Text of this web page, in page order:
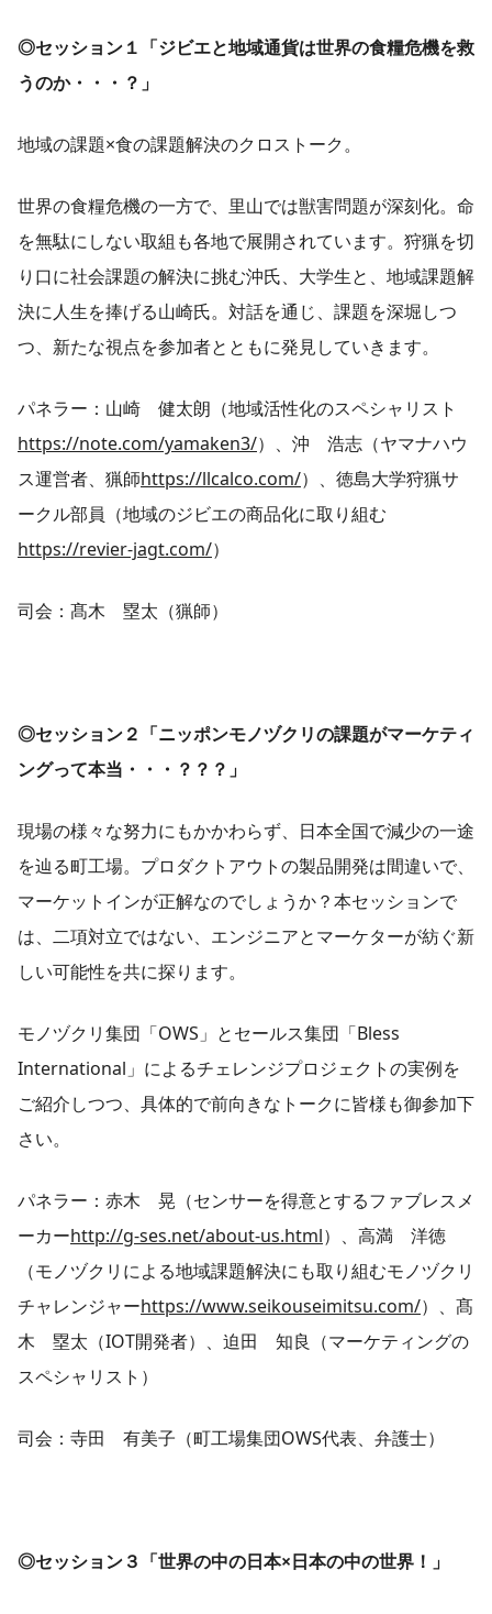
◎セッション１「ジビエと地域通貨は世界の食糧危機を救
うのか・・・？」
地域の課題×食の課題解決のクロストーク。
世界の食糧危機の一方で、里山では獣害問題が深刻化。命
を無駄にしない取組も各地で展開されています。狩猟を切
り口に社会課題の解決に挑む沖氏、大学生と、地域課題解
決に人生を捧げる山崎氏。対話を通じ、課題を深堀しつ
つ、新たな視点を参加者とともに発見していきます。
パネラー：山崎 健太朗（地域活性化のスペシャリスト
https://note.com/yamaken3/）、沖 浩志（ヤマナハウ
ス運営者、猟師https://llcalco.com/）、徳島大学狩猟サ
ークル部員（地域のジビエの商品化に取り組む
https://revier-jagt.com/）
司会：髙木 塁太（猟師）
◎セッション２「ニッポンモノヅクリの課題がマーケティ
ングって本当・・・？？？」
現場の様々な努力にもかかわらず、日本全国で減少の一途
を辿る町工場。プロダクトアウトの製品開発は間違いで、
マーケットインが正解なのでしょうか？本セッションで
は、二項対立ではない、エンジニアとマーケターが紡ぐ新
しい可能性を共に探ります。
モノヅクリ集団「OWS」とセールス集団「Bless
International」によるチェレンジプロジェクトの実例を
ご紹介しつつ、具体的で前向きなトークに皆様も御参加下
さい。
パネラー：赤木 晃（センサーを得意とするファブレスメ
ーカーhttp://g-ses.net/about-us.html）、高満 洋徳
（モノヅクリによる地域課題解決にも取り組むモノヅクリ
チャレンジャーhttps://www.seikouseimitsu.com/）、髙
木 塁太（IOT開発者）、迫田 知良（マーケティングの
スペシャリスト）
司会：寺田 有美子（町工場集団OWS代表、弁護士）
◎セッション３「世界の中の日本×日本の中の世界！」